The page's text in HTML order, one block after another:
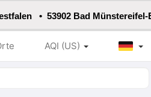
• 53902 Bad Münstereifel-